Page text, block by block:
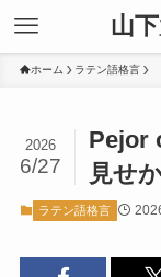
山
ホーム ラテン語格言
Pejor
見せ
2026
6/27
ラテン語格言